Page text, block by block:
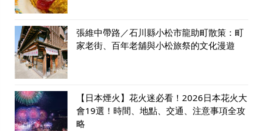
張維中帶路／石川縣小松市龍助町散策：町
家老街、百年老舖與小松旅祭的文化漫遊
【日本煙火】花火迷必看！2026日本花火大
會19選！時間、地點、交通、注意事項全攻
略